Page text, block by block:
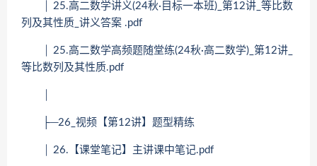
│ 25.高二数学讲义(24秋·目标一本班)_第12讲_等比数
列及其性质_讲义答案 .pdf
│ 25.高二数学高频题随堂练(24秋·高二数学)_第12讲_
等比数列及其性质.pdf
├─26_视频【第12讲】题型精练
│ 26.【课堂笔记】主讲课中笔记.pdf